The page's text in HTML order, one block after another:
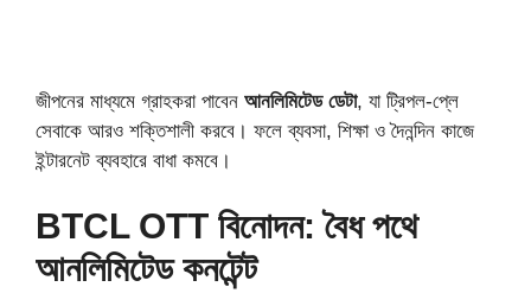
জীপনের মাধ্যমে গ্রাহকরা পাবেন আনলিমিটেড ডেটা, যা ট্রিপল-প্লে
সেবাকে আরও শক্তিশালী করবে। ফলে ব্যবসা, শিক্ষা ও দৈনন্দিন কাজে
ইন্টারনেট ব্যবহারে বাধা কমবে।
BTCL OTT বিনোদন: বৈধ পথে
আনলিমিটেড কনটেন্ট